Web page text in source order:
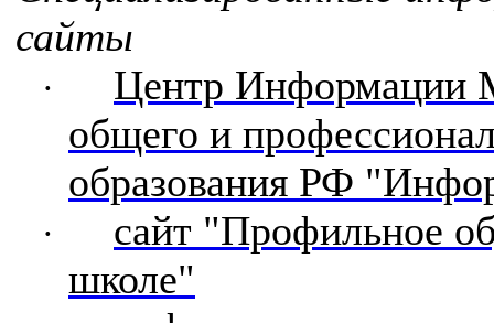
сайты
·
Центр Информации
общего и
образования РФ
·
сайт "Профильное
школе"